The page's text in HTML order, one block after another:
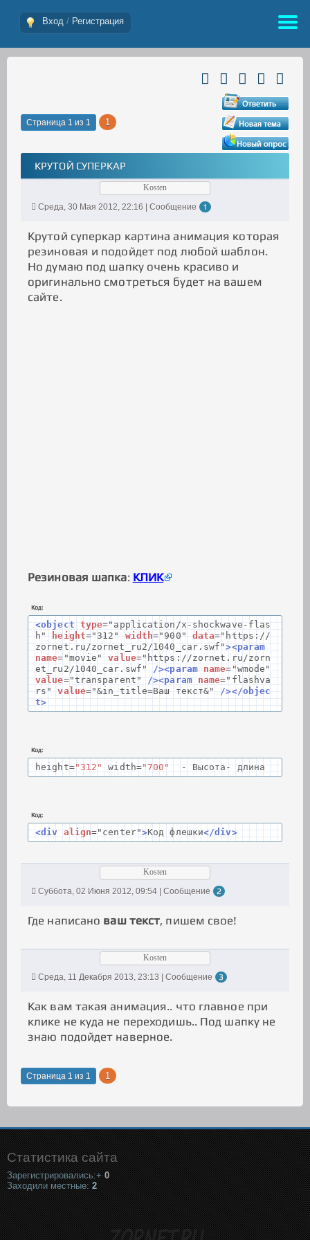
Вход / Регистрация
Страница 1 из 1 1
КРУТОЙ СУПЕРКАР
Kosten
Среда, 30 Мая 2012, 22:16 | Сообщение
1
Крутой суперкар картина анимация которая
резиновая и подойдет под любой шаблон.
Но думаю под шапку очень красиво и
оригинально смотреться будет на вашем
сайте.
Резиновая шапка: КЛИК
Код:
<object type="application/x-shockwave-flas
h"
height="312" width="900" data="https://
zornet.ru/zornet_ru2/1040_car.swf"><param
name= "movie" value="https://zornet.ru/zorn
et_ru2/1040_car.swf"
/><param name= "wmode"
value="transparent" /><param name="flashva
rs"
value="&in_title=Ваш текст&"
/></objec
t>
Код:
height="312" width="700" - Высота- длина
Код:
<div align="center">Код флешки</div>
Kosten
Суббота, 02 Июня 2012, 09:54 | Сообщение
2
Где написано ваш текст, пишем свое!
Kosten
Среда, 11 Декабря 2013, 23:13 | Сообщение
3
Как вам такая анимация.. что главное при
клике не куда не переходишь.. Под шапку не
знаю подойдет наверное.
Страница 1 из 1 1
Статистика сайта
Зарегистрировались:+ 0
Заходили местные: 2